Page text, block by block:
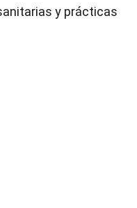
y prácticas